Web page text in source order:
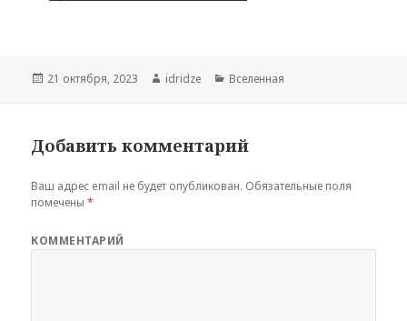
Опубликовано
21 октября, 2023 Автор
idridze Рубрики
Вселенная
Добавить комментарий
Ваш адрес email не будет опубликован. Обязательные поля
помечены*
КОММЕНТАРИЙ